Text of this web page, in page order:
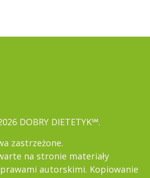
DOBRY DIETETYK℠.
zastrzeżone.
na stronie materiały
autorskimi. Kopiowanie